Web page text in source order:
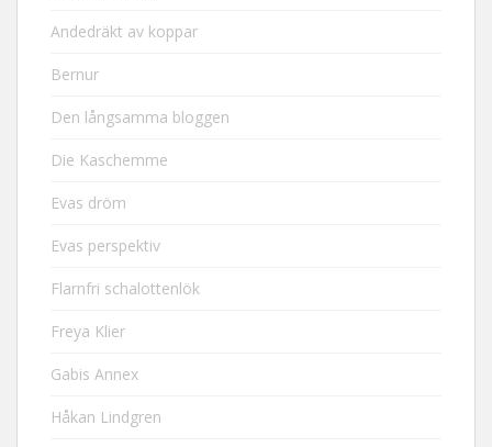
Andedräkt av koppar
Bernur
Den långsamma bloggen
Die Kaschemme
Evas dröm
Evas perspektiv
Flarnfri schalottenlök
Freya Klier
Gabis Annex
Håkan Lindgren